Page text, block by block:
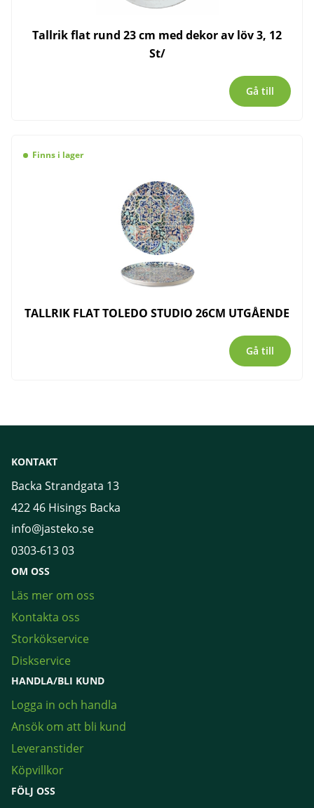
Tallrik flat rund 23 cm med dekor av löv 3, 12
St/
Gå till
Finns i lager
TALLRIK FLAT TOLEDO STUDIO 26CM UTGÅENDE
Gå till
KONTAKT
Backa Strandgata 13
422 46 Hisings Backa
info@jasteko.se
0303-613 03
OM OSS
Läs mer om oss
Kontakta oss
Storkökservice
Diskservice
HANDLA/BLI KUND
Logga in och handla
Ansök om att bli kund
Leveranstider
Köpvillkor
FÖLJ OSS